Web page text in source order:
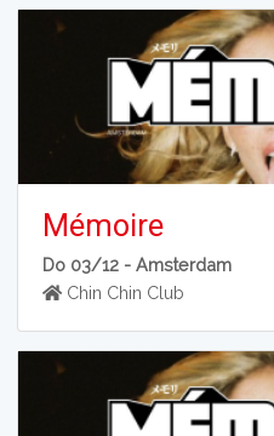
Mémoire
Do 03/12 -Amsterdam
Chin Chin Club